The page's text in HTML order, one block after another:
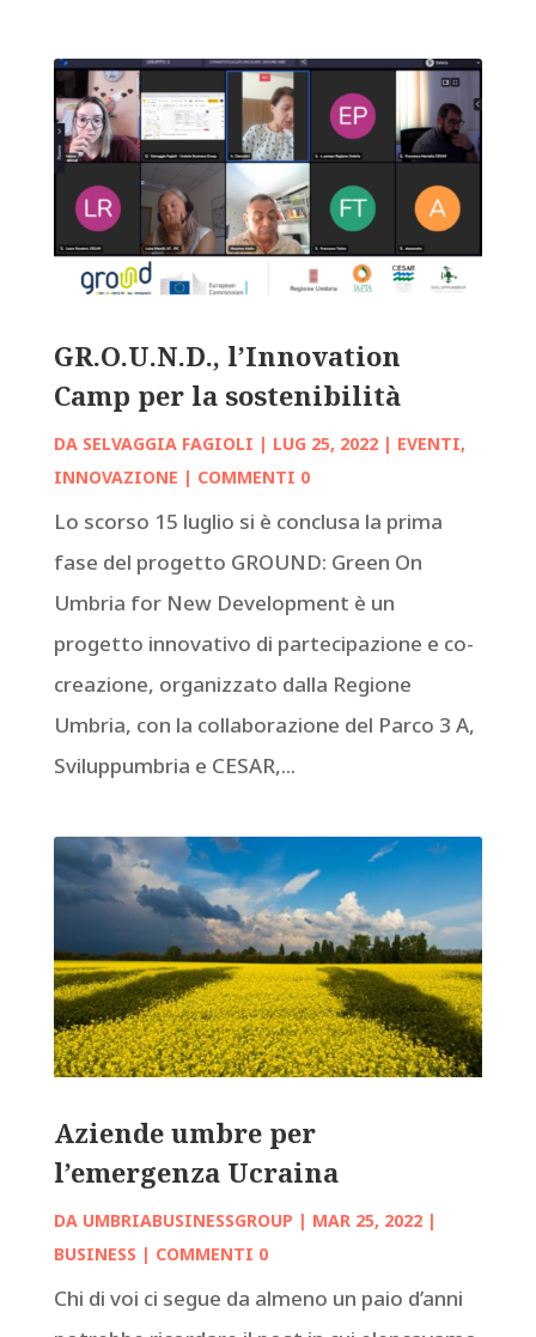
GR.O.U.N.D., l’Innovation
Camp per la sostenibilità
DA SELVAGGIA FAGIOLI | LUG 25, 2022| EVENTI,
INNOVAZIONE | COMMENTI 0
Lo scorso 15 luglio si è conclusa la prima
fase del progetto GROUND: Green On
Umbria for New Development è un
progetto innovativo di partecipazione e co-
creazione, organizzato dalla Regione
Umbria, con la collaborazione del Parco 3 A,
Sviluppumbria e CESAR,...
Aziende umbre per
l’emergenza Ucraina
DA UMBRIABUSINESSGROUP | MAR 25, 2022|
BUSINESS | COMMENTI 0
Chi di voi ci segue da almeno un paio d’anni